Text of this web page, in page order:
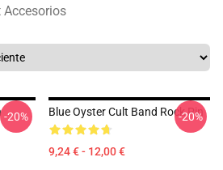
Accesorios
-20% Blue Oyster Cult Band Rock Pin
9,24 € - 12,00 €
-20%